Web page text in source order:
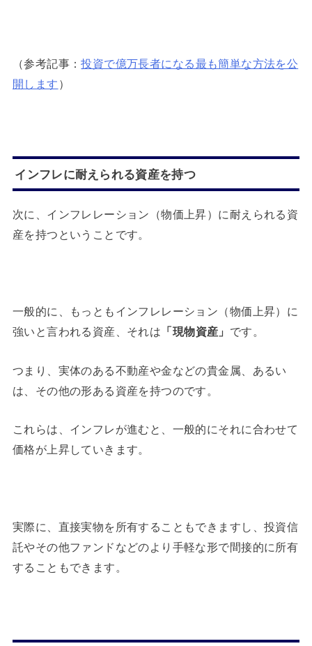
（参考記事：投資で億万長者になる最も簡単な方法を公
開します）
インフレに耐えられる資産を持つ
次に、インフレレーション（物価上昇）に耐えられる資
産を持つということです。
一般的に、もっともインフレレーション（物価上昇）に
強いと言われる資産、それは 「現物資産」 です。
つまり、実体のある不動産や金などの貴金属、あるい
は、その他の形ある資産を持つのです。
これらは、インフレが進むと、一般的にそれに合わせて
価格が上昇していきます。
実際に、直接実物を所有することもできますし、投資信
託やその他ファンドなどのより手軽な形で間接的に所有
することもできます。